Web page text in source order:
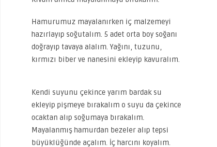
Hamurumuz mayalanırken iç malzemeyi
hazırlayıp soğutalım. 5 adet orta boy soğanı
doğrayıp tavaya alalım. Yağını, tuzunu,
kırmızı biber ve nanesini ekleyip kavuralım.
Kendi suyunu çekince yarım bardak su
ekleyip pişmeye bırakalım o suyu da çekince
ocaktan alıp soğumaya bırakalım.
Mayalanmış hamurdan bezeler alıp tepsi
büyüklüğünde açalım. İç harcını koyalım.